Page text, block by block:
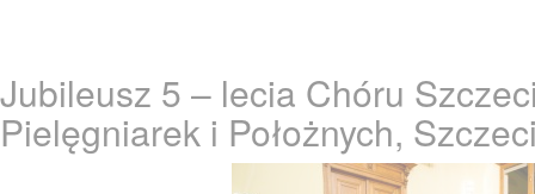
Jubileusz 5 – lecia Chóru
Pielęgniarek i Położnych,